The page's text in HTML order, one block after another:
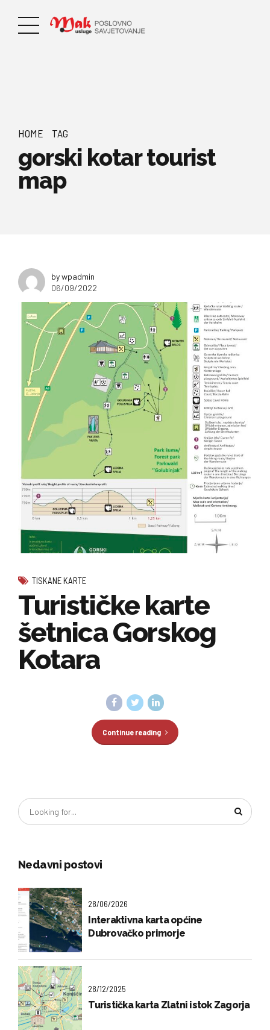
HOME TAG
gorski kotar tourist
map
by wpadmin
06/09/2022
TISKANE KARTE
Turističke karte
šetnica Gorskog
Kotara
Continue reading
Nedavni postovi
28/06/2026
Interaktivna karta općine
Dubrovačko primorje
28/12/2025
Turistička karta Zlatni istok Zagorja